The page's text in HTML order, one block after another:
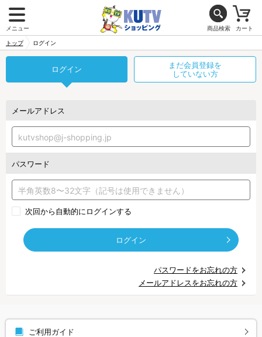
メニュー 商品検索 カート
トップ ログイン
ログイン
まだ会員登録を
していない方
メールアドレス
パスワード
次回から自動的にログインする
ログイン
パスワードをお忘れの方
メールアドレスをお忘れの方
ご利用ガイド